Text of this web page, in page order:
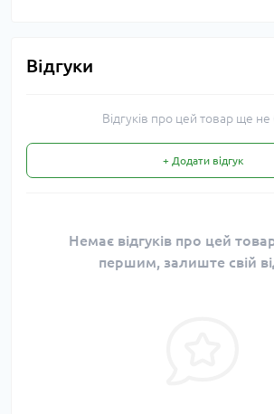
Відгуки
Відгуків про цей товар ще не
+ Додати відгук
Немає відгуків про цей
першим, залиште свій